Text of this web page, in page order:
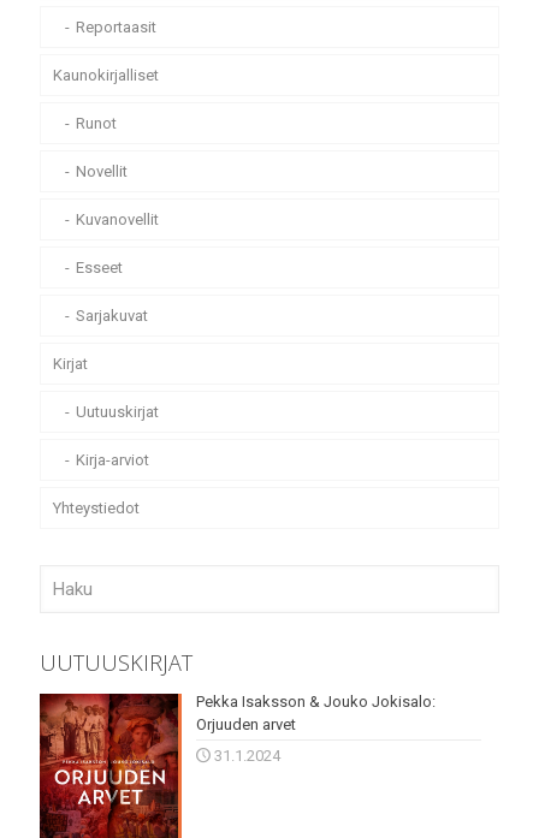
Reportaasit
Kaunokirjalliset
Runot
Novellit
Kuvanovellit
Esseet
Sarjakuvat
Kirjat
Uutuuskirjat
Kirja-arviot
Yhteystiedot
UUTUUSKIRJAT
Pekka Isaksson & Jouko Jokisalo:
Orjuuden arvet
31.1.2024